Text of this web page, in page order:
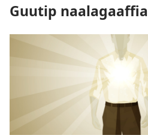
Guutip naalagaaffia